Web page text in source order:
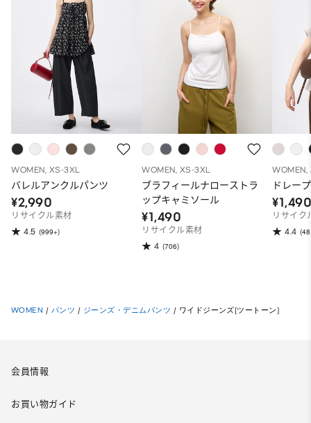
WOMEN, XS-3XL
バレルアンクルパンツ
¥2,990
リサイクル素材
4.5 (999+)
WOMEN, XS-3XL
ブラフィールナローストラ
ップキャミソール
¥1,490
リサイクル素材
4 (706)
WOMEN,
ドレー
リサイク
4.4
WOMEN / パンツ / ジーンズ・デニムパンツ / ワイドジーンズ(ツートーン)
会員情報
お買い物ガイド